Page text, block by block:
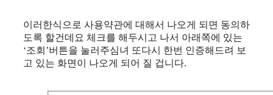
이러한식으로 사용약관에 대해서 나오게 되면 동의하
도록 할건데요 체크를 해두시고 나서 아래쪽에 있는
‘조회’버튼을 눌러주심녀 또다시 한번 인증해드려 보
고 있는 화면이 나오게 되어 질 겁니다.